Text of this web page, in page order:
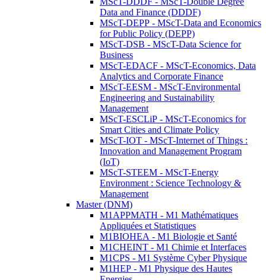
Data and Finance (DDDF)
MScT-DEPP - MScT-Data and Economics
for Public Policy (DEPP)
MScT-DSB - MScT-Data Science for
Business
MScT-EDACF - MScT-Economics, Data
Analytics and Corporate Finance
MScT-EESM - MScT-Environmental
Engineering and Sustainability
Management
MScT-ESCLiP - MScT-Economics for
Smart Cities and Climate Policy
MScT-IOT - MScT-Internet of Things :
Innovation and Management Program
(IoT)
MScT-STEEM - MScT-Energy
Environment : Science Technology &
Management
Master (DNM)
M1APPMATH - M1 Mathématiques
Appliquées et Statistiques
M1BIOHEA - M1 Biologie et Santé
M1CHEINT - M1 Chimie et Interfaces
M1CPS - M1 Système Cyber Physique
M1HEP - M1 Physique des Hautes